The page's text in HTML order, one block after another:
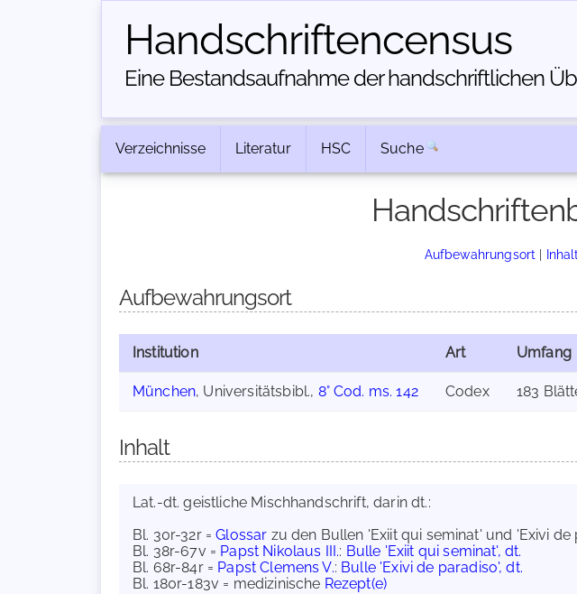
Handschriften­census
Eine Bestandsaufnahme der handschriftlichen
Verzeichnisse Literatur HSC Suche
Aufbewahrungsort | Inhalt
Aufbewahrungsort
Institution Art Umfang
München, Universitätsbibl., 8° Cod. ms. 142 Codex 183
Inhalt
Lat.-dt. geistliche Mischhandschrift, darin dt.:
Bl. 30r-32r =Glossar zu den Bullen 'Exiit qui seminat' und 'Exivi
Bl. 38r-67v = Papst Nikolaus III.: Bulle 'Exiit qui seminat', dt.
Bl. 68r-84r = Papst Clemens V.: Bulle 'Exivi de paradiso', dt.
Bl. 180r-183v = medizinische Rezept(e)